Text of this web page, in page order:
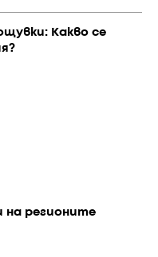
Какво се
на регионите